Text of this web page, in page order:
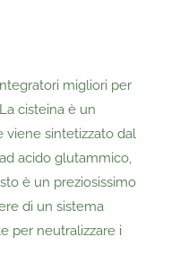
migliori per
cisteina è un
viene sintetizzato dal
acido glutammico,
è un preziosissimo
di un sistema
per neutralizzare i